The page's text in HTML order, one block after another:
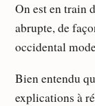
On est en train
abrupte, de
occidental
Bien entendu
explications à